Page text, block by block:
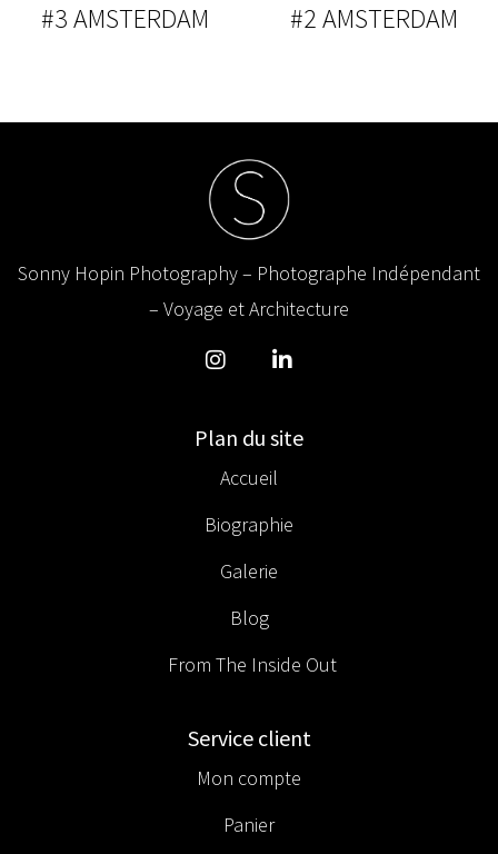
#3 AMSTERDAM #2 AMSTERDAM
Sonny Hopin Photography – Photographe Indépendant
– Voyage et Architecture
Plan du site
Accueil
Biographie
Galerie
Blog
From The Inside Out
Service client
Mon compte
Panier